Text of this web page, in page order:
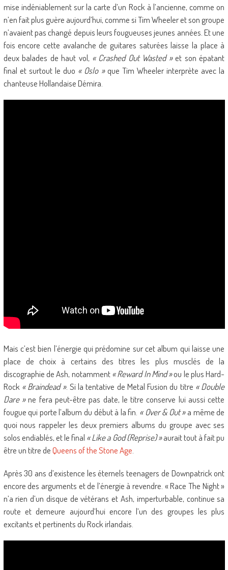
mise indéniablement sur la carte d’un Rock à l’ancienne, comme on
n’en fait plus guère aujourd’hui, comme si Tim Wheeler et son groupe
n’avaient pas changé depuis leurs fougueuses jeunes années. Et une
fois encore cette avalanche de guitares saturées laisse la place à
deux balades de haut vol, « Crashed Out Wasted »et son épatant
final et surtout le duo « Oslo »que Tim Wheeler interprète avec la
chanteuse Hollandaise Démira.
Mais c’est bien l’énergie qui prédomine sur cet album qui laisse une
place de choix à certains des titres les plus musclés de la
discographie de Ash, notamment« Reward In Mind »ou le plus Hard-
Rock « Braindead ». Si la tentative de Metal Fusion du titre « Double
Dare »ne fera peut-être pas date, le titre conserve lui aussi cette
fougue qui porte l’album du début à la fin. « Over & Out »a même de
quoi nous rappeler les deux premiers albums du groupe avec ses
solos endiablés, et le final « Like a God (Reprise) »aurait tout à fait pu
être un titre deQueens of the Stone Age
Après 30 ans d’existence les éternels teenagers de Downpatrick ont
encore des arguments et de l’énergie à revendre. « Race The Night »
n’a rien d’un disque de vétérans et Ash, imperturbable, continue sa
route et demeure aujourd’hui encore l’un des groupes les plus
excitants et pertinents du Rock irlandais.